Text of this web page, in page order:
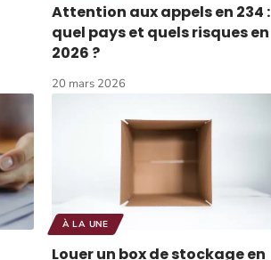
Attention aux appels en 234 :
quel pays et quels risques en
2026 ?
20 mars 2026
À LA UNE
Louer un box de stockage en